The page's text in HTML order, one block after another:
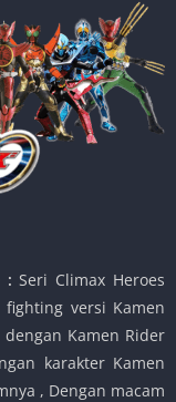
:Seri Climax Heroes
versi Kamen
Kamen Rider
karakter Kamen
, Dengan macam